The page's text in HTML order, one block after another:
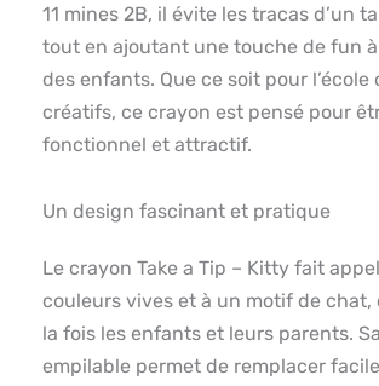
11 mines 2B, il évite les tracas d’un
tout en ajoutant une touche de fun
des enfants. Que ce soit pour l’école
créatifs, ce crayon est pensé pour
fonctionnel et attractif.
Un design fascinant et pratique
Le crayon Take a Tip – Kitty fait
couleurs vives et à un motif de chat,
la fois les enfants et leurs parents.
empilable permet de remplacer